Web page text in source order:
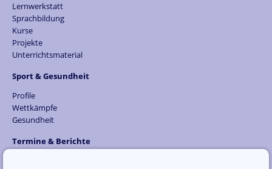
Lernwerkstatt
Sprachbildung
Kurse
Projekte
Unterrichtsmaterial
Sport & Gesundheit
Profile
Wettkämpfe
Gesundheit
Termine & Berichte